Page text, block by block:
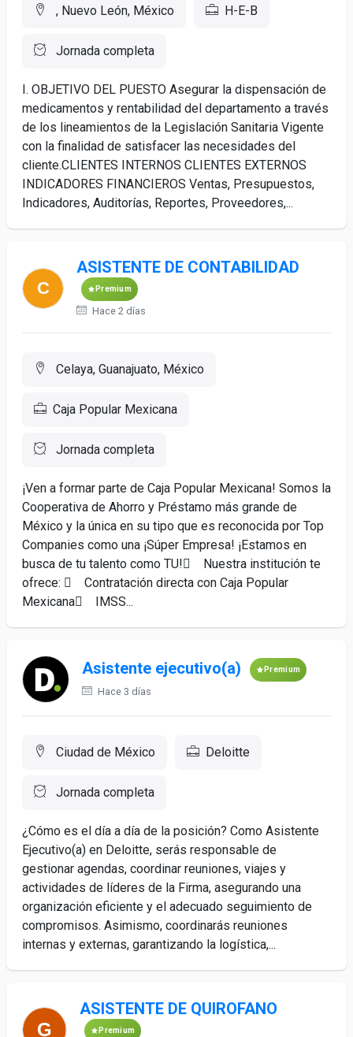
, Nuevo León, México H-E-B
Jornada completa
I. OBJETIVO DEL PUESTO Asegurar la dispensación de
medicamentos y rentabilidad del departamento a través
de los lineamientos de la Legislación Sanitaria Vigente
con la finalidad de satisfacer las necesidades del
cliente.CLIENTES INTERNOS CLIENTES EXTERNOS
INDICADORES FINANCIEROS Ventas, Presupuestos,
Indicadores, Auditorías, Reportes, Proveedores,...
ASISTENTE DE CONTABILIDAD
Premium
Hace 2 días
Celaya, Guanajuato, México
Caja Popular Mexicana
Jornada completa
¡Ven a formar parte de Caja Popular Mexicana! Somos la
Cooperativa de Ahorro y Préstamo más grande de
México y la única en su tipo que es reconocida por Top
Companies como una ¡Súper Empresa! ¡Estamos en
busca de tu talento como TU! Nuestra institución te
ofrece:  Contratación directa con Caja Popular
Mexicana IMSS...
Asistente ejecutivo(a) Premium
Hace 3 días
Ciudad de México Deloitte
Jornada completa
¿Cómo es el día a día de la posición? Como Asistente
Ejecutivo(a) en Deloitte, serás responsable de
gestionar agendas, coordinar reuniones, viajes y
actividades de líderes de la Firma, asegurando una
organización eficiente y el adecuado seguimiento de
compromisos. Asimismo, coordinarás reuniones
internas y externas, garantizando la logística,...
ASISTENTE DE QUIROFANO
Premium